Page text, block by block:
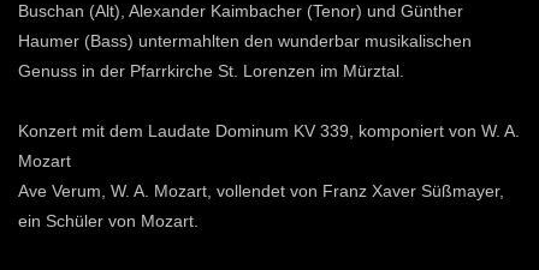
Buschan (Alt), Alexander Kaimbacher (Tenor) und Günther
Haumer (Bass) untermahlten den wunderbar musikalischen
Genuss in der Pfarrkirche St. Lorenzen im Mürztal.
Konzert mit dem Laudate Dominum KV 339, komponiert von W. A.
Mozart
Ave Verum, W. A. Mozart, vollendet von Franz Xaver Süßmayer,
ein Schüler von Mozart.